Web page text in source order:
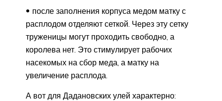
после заполнения корпуса медом матку с
расплодом отделяют сеткой. Через эту сетку
труженицы могут проходить свободно, а
королева нет. Это стимулирует рабочих
насекомых на сбор меда, а матку на
увеличение расплода.
А вот для Дадановских улей характерно: